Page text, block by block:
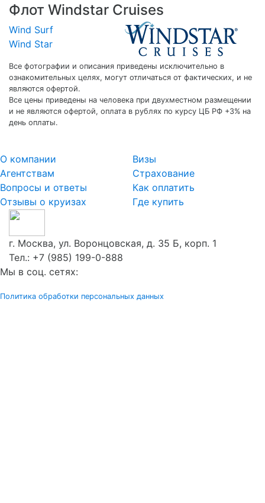
Флот Windstar Cruises
Wind Surf
Wind Star
Все фотографии и описания приведены исключительно в
ознакомительных целях, могут отличаться от фактических, и не
являются офертой.
Все цены приведены на человека при двухместном размещении
и не являются офертой, оплата в рублях по курсу ЦБ РФ +3% на
день оплаты.
О компании
Агентствам
Вопросы и ответы
Отзывы о круизах
Визы
Страхование
Как оплатить
Где купить
г. Москва, ул. Воронцовская, д. 35 Б, корп. 1
Тел.: +7 (985) 199-0-888
Мы в соц. сетях:
Политика обработки персональных данных